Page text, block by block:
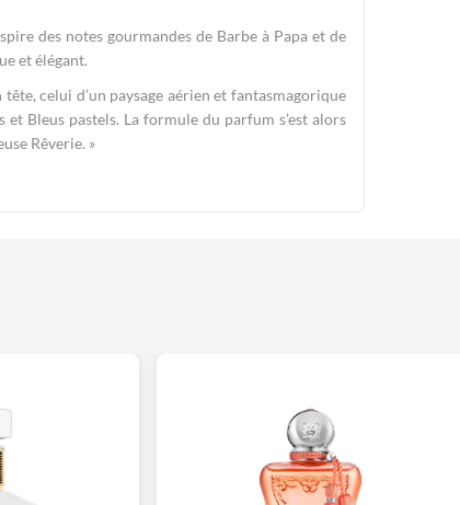
des notes gourmandes de Barbe à Papa et de
et élégant.
celui d’un paysage aérien et fantasmagorique
Bleus pastels. La formule du parfum s’est alors
Rêverie. »